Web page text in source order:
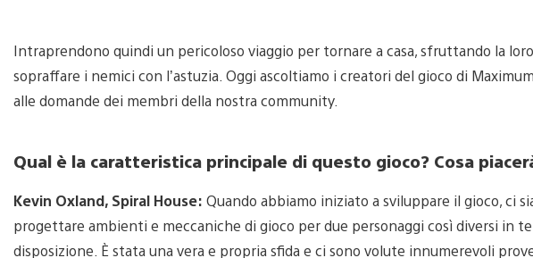
Intraprendono quindi un pericoloso viaggio per tornare a casa, sfruttando la
sopraffare i nemici con l’astuzia. Oggi ascoltiamo i creatori del gioco di
alle domande dei membri della nostra community.
Qual è la caratteristica principale di questo gioco? Cosa
Kevin Oxland, Spiral House: Quando abbiamo iniziato a sviluppare il gioco, ci
progettare ambienti e meccaniche di gioco per due personaggi così diversi in
disposizione. È stata una vera e propria sfida e ci sono volute innumerevoli